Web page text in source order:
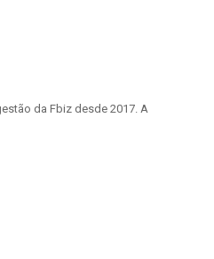
da Fbiz desde 2017. A